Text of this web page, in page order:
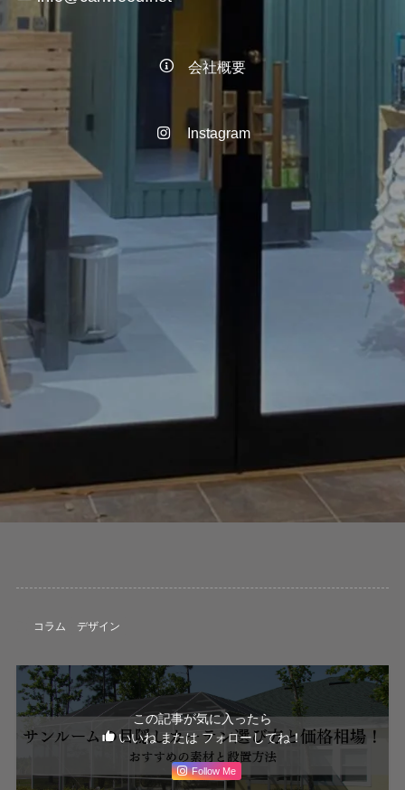
会社概要
Instagram
コラム デザイン
この記事が気に入ったら
いいね または フォローしてね！
Follow Me